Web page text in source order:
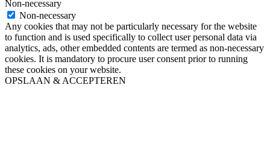
Non-necessary
Non-necessary
Any cookies that may not be particularly necessary for the website
to function and is used specifically to collect user personal data via
analytics, ads, other embedded contents are termed as non-necessary
cookies. It is mandatory to procure user consent prior to running
these cookies on your website.
OPSLAAN & ACCEPTEREN